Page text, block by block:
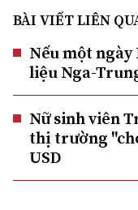
BÀI VIẾT LIÊN
Nếu một ngày
liệu Nga-
Nữ sinh viên
thị trường
USD